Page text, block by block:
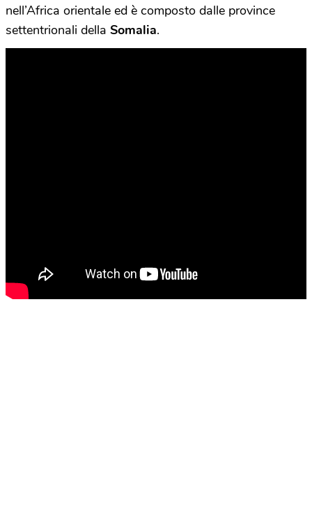
nell’Africa orientale ed è composto dalle province
settentrionali della Somalia.